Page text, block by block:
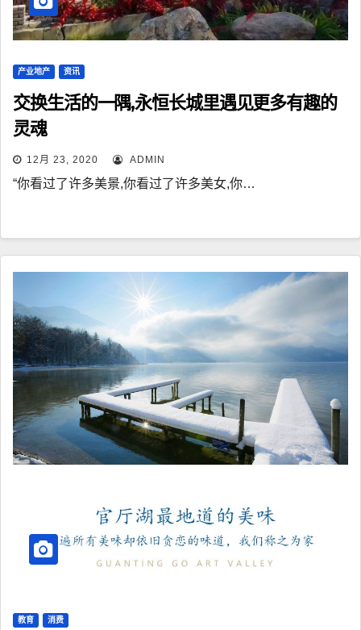
产业地产 资讯
交换生活的一隅,永恒长城里遇见更多有趣的
灵魂
12月 23, 2020 ADMIN
“你看过了许多美景,你看过了许多美女,你…
教育 消费